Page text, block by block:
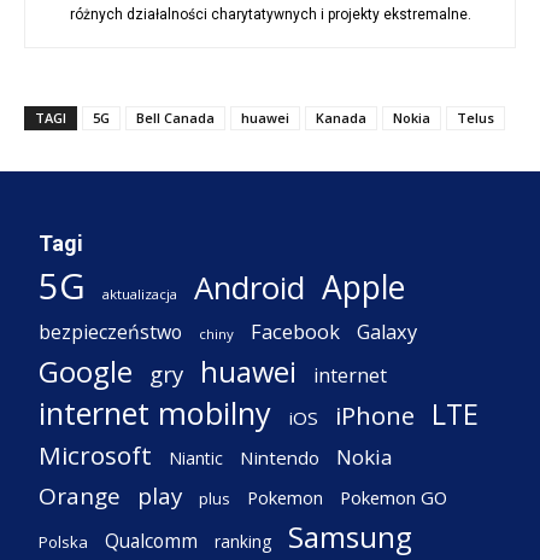
różnych działalności charytatywnych i projekty ekstremalne.
TAGI 5G Bell Canada huawei Kanada Nokia Telus
Tagi
5G aktualizacja Android Apple
bezpieczeństwo chiny Facebook Galaxy
Google gry huawei internet
internet mobilny iOS iPhone LTE
Microsoft Niantic Nintendo Nokia
Orange play plus Pokemon Pokemon GO
Polska Qualcomm ranking Samsung